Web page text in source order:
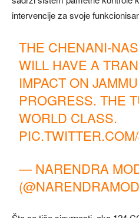
intervencije za svoje
THE CHENANI-
WILL HAVE A
IMPACT ON
PROGRESS. THE
WORLD CLASS.
— NARENDRA